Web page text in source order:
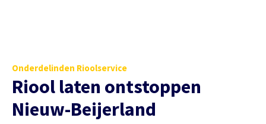
Onderdelinden Rioolservice
Riool laten ontstoppen
Nieuw-Beijerland